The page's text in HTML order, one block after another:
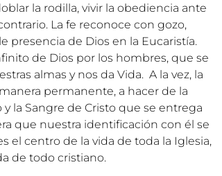
la rodilla, vivir la obediencia ante
La fe reconoce con gozo,
presencia de Dios en la Eucaristía.
de Dios por los hombres, que se
almas y nos da Vida. A la vez, la
permanente, a hacer de la
la Sangre de Cristo que se entrega
que nuestra identificación con él se
el centro de la vida de toda la Iglesia,
de todo cristiano.